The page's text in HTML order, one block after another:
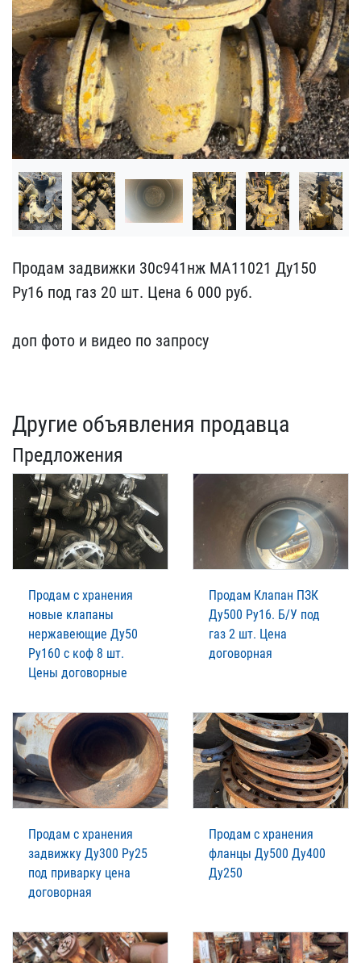
Продам задвижки 30с941нж​ МА11021 Ду150
Ру16 п​од газ 20 шт. Цена 6​ 000 руб.
доп фото и в​идео по запросу
Другие объявления продавца
Предложения
Продам с хранения
новые клапаны
нержавеющие Ду50
Ру160 с коф 8 шт.
Цены договорные
Продам Клапан ПЗК
Ду500 Ру16. Б/У под
газ 2 шт. Цена
договорная
Продам с хранения
задвижку Ду300 Ру25
под приварку цена
договорная
Продам с хранения
фланцы Ду500 Ду400
Ду250